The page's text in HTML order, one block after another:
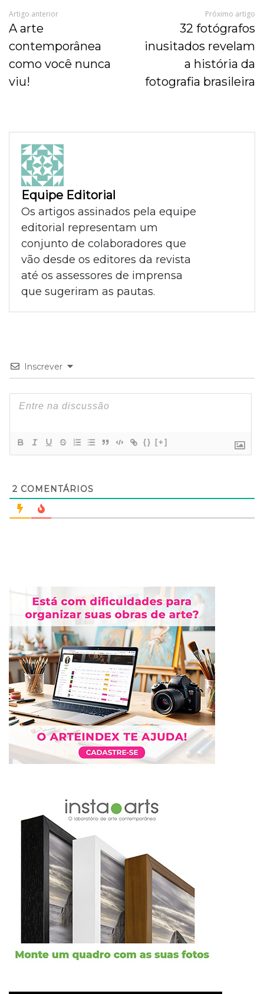
Artigo anterior
A arte
contemporânea
como você nunca
viu!
Próximo artigo
32 fotógrafos
inusitados revelam
a história da
fotografia brasileira
Equipe Editorial
Os artigos assinados pela equipe
editorial representam um
conjunto de colaboradores que
vão desde os editores da revista
até os assessores de imprensa
que sugeriram as pautas.
Inscrever
{} [+]
2 COMENTÁRIOS